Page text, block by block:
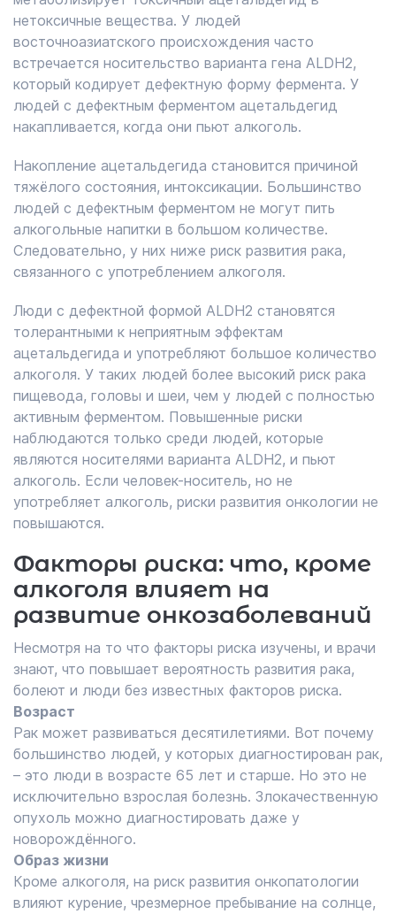
нетоксичные вещества. У людей
восточноазиатского происхождения часто
встречается носительство варианта гена ALDH2,
который кодирует дефектную форму фермента. У
людей с дефектным ферментом ацетальдегид
накапливается, когда они пьют алкоголь.
Накопление ацетальдегида становится причиной
тяжёлого состояния, интоксикации. Большинство
людей с дефектным ферментом не могут пить
алкогольные напитки в большом количестве.
Следовательно, у них ниже риск развития рака,
связанного с употреблением алкоголя.
Люди с дефектной формой ALDH2 становятся
толерантными к неприятным эффектам
ацетальдегида и употребляют большое количество
алкоголя. У таких людей более высокий риск рака
пищевода, головы и шеи, чем у людей с полностью
активным ферментом. Повышенные риски
наблюдаются только среди людей, которые
являются носителями варианта ALDH2, и пьют
алкоголь. Если человек-носитель, но не
употребляет алкоголь, риски развития онкологии не
повышаются.
Факторы риска: что, кроме
алкоголя влияет на
развитие онкозаболеваний
Несмотря на то что факторы риска изучены, и врачи
знают, что повышает вероятность развития рака,
болеют и люди без известных факторов риска.
Возраст
Рак может развиваться десятилетиями. Вот почему
большинство людей, у которых диагностирован рак,
– это люди в возрасте 65 лет и старше. Но это не
исключительно взрослая болезнь. Злокачественную
опухоль можно диагностировать даже у
новорождённого.
Образ жизни
Кроме алкоголя, на риск развития онкопатологии
влияют курение, чрезмерное пребывание на солнце,